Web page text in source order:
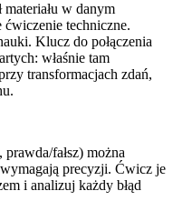
materiału w danym
techniczne.
Klucz do połączenia
właśnie tam
transformacjach zdań,
fałsz) można
precyzji. Ćwicz je
i analizuj każdy błąd